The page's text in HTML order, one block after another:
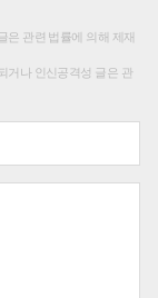
은 관련 법률에 의해 제재
거나 인신공격성 글은 관